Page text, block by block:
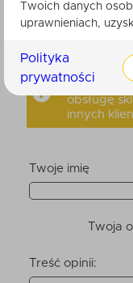
Nikt do tej
Bądź
obsługę
innych
Twoje imię
Twoja
Treść opinii:
Twoich danych
uprawnieniach,
Polityka
prywatności